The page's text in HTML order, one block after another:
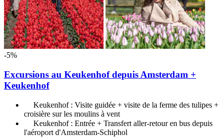
-5%
Excursions au Keukenhof depuis Amsterdam +
Keukenhof
Keukenhof : Visite guidée + visite de la ferme des tulipes +
croisière sur les moulins à vent
Keukenhof : Entrée + Transfert aller-retour en bus depuis
l'aéroport d'Amsterdam-Schiphol